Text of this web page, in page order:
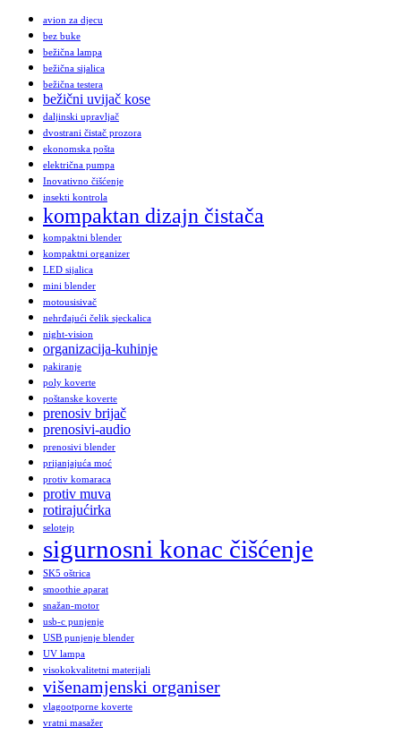
avion za djecu
bez buke
bežična lampa
bežična sijalica
bežična testera
bežični uvijač kose
daljinski upravljač
dvostrani čistač prozora
ekonomska pošta
električna pumpa
Inovativno čišćenje
insekti kontrola
kompaktan dizajn čistača
kompaktni blender
kompaktni organizer
LED sijalica
mini blender
motousisivač
nehrđajući čelik sjeckalica
night-vision
organizacija-kuhinje
pakiranje
poly koverte
poštanske koverte
prenosiv brijač
prenosivi-audio
prenosivi blender
prijanjajuća moć
protiv komaraca
protiv muva
rotirajućirka
selotejp
sigurnosni konac čišćenje
SK5 oštrica
smoothie aparat
snažan-motor
usb-c punjenje
USB punjenje blender
UV lampa
visokokvalitetni materijali
višenamjenski organiser
vlagootporne koverte
vratni masažer